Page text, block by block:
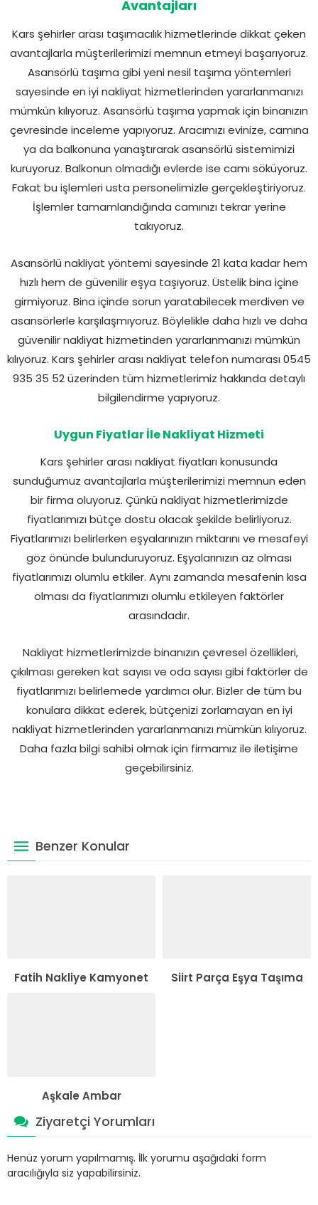
Avantajları
Kars şehirler arası taşımacılık hizmetlerinde dikkat çeken
avantajlarla müşterilerimizi memnun etmeyi başarıyoruz.
Asansörlü taşıma gibi yeni nesil taşıma yöntemleri
sayesinde en iyi nakliyat hizmetlerinden yararlanmanızı
mümkün kılıyoruz. Asansörlü taşıma yapmak için binanızın
çevresinde inceleme yapıyoruz. Aracımızı evinize, camına
ya da balkonuna yanaştırarak asansörlü sistemimizi
kuruyoruz. Balkonun olmadığı evlerde ise camı söküyoruz.
Fakat bu işlemleri usta personelimizle gerçekleştiriyoruz.
İşlemler tamamlandığında camınızı tekrar yerine
takıyoruz.
Asansörlü nakliyat yöntemi sayesinde 21 kata kadar hem
hızlı hem de güvenilir eşya taşıyoruz. Üstelik bina içine
girmiyoruz. Bina içinde sorun yaratabilecek merdiven ve
asansörlerle karşılaşmıyoruz. Böylelikle daha hızlı ve daha
güvenilir nakliyat hizmetinden yararlanmanızı mümkün
kılıyoruz. Kars şehirler arası nakliyat telefon numarası 0545
935 35 52 üzerinden tüm hizmetlerimiz hakkında detaylı
bilgilendirme yapıyoruz.
Uygun Fiyatlar İle Nakliyat Hizmeti
Kars şehirler arası nakliyat fiyatları konusunda
sunduğumuz avantajlarla müşterilerimizi memnun eden
bir firma oluyoruz. Çünkü nakliyat hizmetlerimizde
fiyatlarımızı bütçe dostu olacak şekilde belirliyoruz.
Fiyatlarımızı belirlerken eşyalarınızın miktarını ve mesafeyi
göz önünde bulunduruyoruz. Eşyalarınızın az olması
fiyatlarımızı olumlu etkiler. Aynı zamanda mesafenin kısa
olması da fiyatlarımızı olumlu etkileyen faktörler
arasındadır.
Nakliyat hizmetlerimizde binanızın çevresel özellikleri,
çıkılması gereken kat sayısı ve oda sayısı gibi faktörler de
fiyatlarımızı belirlemede yardımcı olur. Bizler de tüm bu
konulara dikkat ederek, bütçenizi zorlamayan en iyi
nakliyat hizmetlerinden yararlanmanızı mümkün kılıyoruz.
Daha fazla bilgi sahibi olmak için firmamız ile iletişime
geçebilirsiniz.
Benzer Konular
Fatih Nakliye Kamyonet Siirt Parça Eşya Taşıma
Aşkale Ambar
Ziyaretçi Yorumları
Henüz yorum yapılmamış. İlk yorumu aşağıdaki form
aracılığıyla siz yapabilirsiniz.